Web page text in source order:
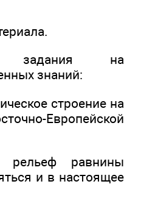
задания на
знаний:
строение на
Европейской
равнины
и в настоящее